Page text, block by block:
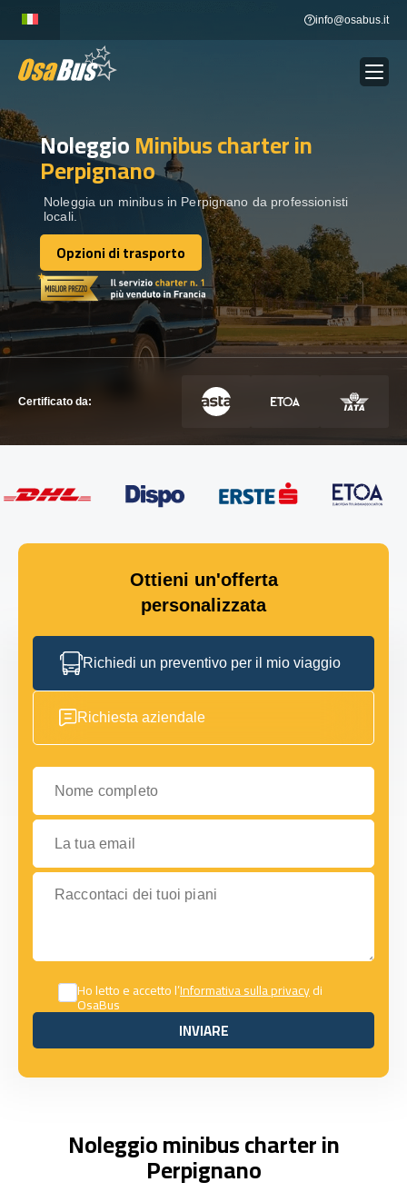
content
info@osabus.it
NOLEGGIO AUTOBUS Show dropdown
DESTINAZIONI
FLOTTA
METTITI IN CONTATTO
METTITI IN CONTATTO
NoleggioMinibus charterin
Perpignano
Noleggia un minibus in Perpignano da professionisti
locali.
Opzioni di trasporto
Opzioni di trasporto
Certificato da:
Ottieni un'offerta
personalizzata
Richiedi un preventivo per il mio viaggio
Richiesta aziendale
Nome completo
La tua email
Raccontaci dei tuoi piani
Ho letto e accetto l’Informativa sulla privacydi
OsaBus
INVIARE
INVIARE
Noleggio minibus charter in
Perpignano